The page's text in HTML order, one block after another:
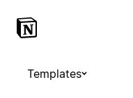
Templates